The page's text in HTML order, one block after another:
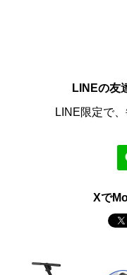
LINEの友
LINE限定で
Xで